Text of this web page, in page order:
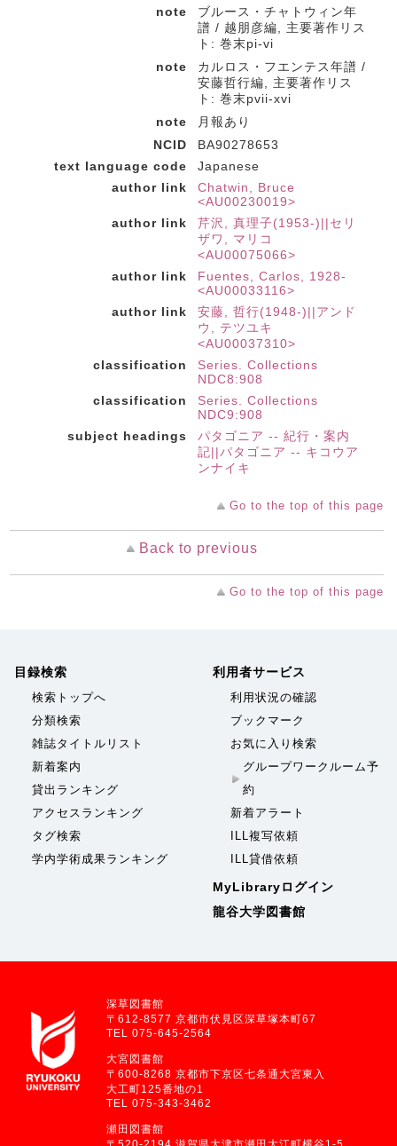
note
ブルース・チャトウィン年
譜 / 越朋彦編, 主要著作リス
ト: 巻末pi-vi
note
カルロス・フエンテス年譜 /
安藤哲行編, 主要著作リス
ト: 巻末pvii-xvi
note
月報あり
NCID
BA90278653
text language code
Japanese
author link
Chatwin, Bruce
<AU00230019>
author link
芹沢, 真理子(1953-)||セリ
ザワ, マリコ
<AU00075066>
author link
Fuentes, Carlos, 1928-
<AU00033116>
author link
安藤, 哲行(1948-)||アンド
ウ, テツユキ
<AU00037310>
classification
Series. Collections
NDC8:908
classification
Series. Collections
NDC9:908
subject headings
パタゴニア -- 紀行・案内
記||パタゴニア -- キコウア
ンナイキ
Go to the top of this page
Back to previous
Go to the top of this page
目録検索
検索トップへ
分類検索
雑誌タイトルリスト
新着案内
貸出ランキング
アクセスランキング
タグ検索
学内学術成果ランキング
利用者サービス
利用状況の確認
ブックマーク
お気に入り検索
グループワークルーム予
約
新着アラート
ILL複写依頼
ILL貸借依頼
MyLibraryログイン
龍谷大学図書館
深草図書館
〒612-8577 京都市伏見区深草塚本町67
TEL 075-645-2564
大宮図書館
〒600-8268 京都市下京区七条通大宮東入
大工町125番地の1
TEL 075-343-3462
瀬田図書館